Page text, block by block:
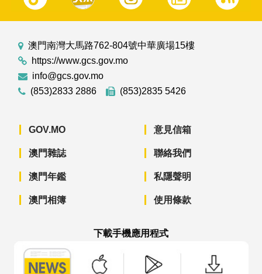
澳門南灣大馬路762-804號中華廣場15樓
https://www.gcs.gov.mo
info@gcs.gov.mo
(853)2833 2886
(853)2835 5426
GOV.MO
澳門雜誌
澳門年鑑
澳門相簿
意見信箱
聯絡我們
私隱聲明
使用條款
下載手機應用程式